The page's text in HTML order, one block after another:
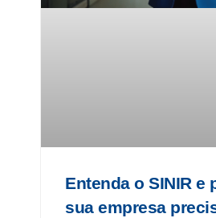
Entenda o SINIR e
sua empresa